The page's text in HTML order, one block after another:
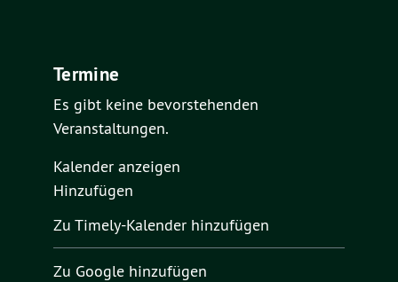
Termine
Es gibt keine bevorstehenden
Veranstaltungen.
Kalender anzeigen
Hinzufügen
Zu Timely-Kalender hinzufügen
Zu Google hinzufügen